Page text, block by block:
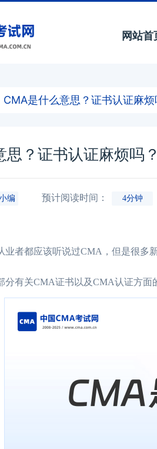
网站首
CMA是什么意思？证书认证麻
思？证书认证麻烦吗
编 预计阅读时间： 4分钟
业者都应该听说过CMA，但是很多
分有关CMA证书以及CMA认证方